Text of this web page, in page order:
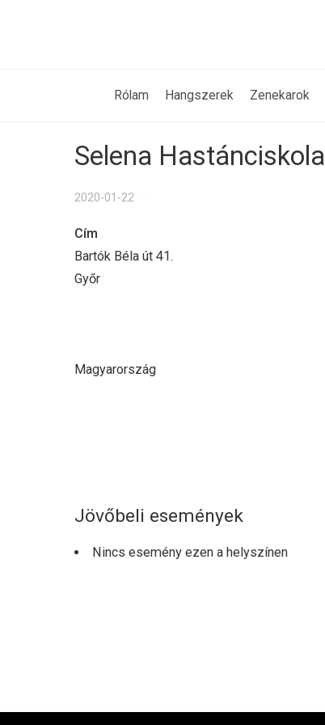
Rólam Hangszerek Zenekarok
Selena Hastánciskola
2020-01-22
Cím
Bartók Béla út 41.
Győr
Magyarország
Jövőbeli események
Nincs esemény ezen a helyszínen